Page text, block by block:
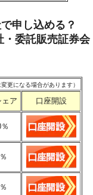
申し込める？
・委託販売証券会
更になる場合があります）
ェア 口座開設
％